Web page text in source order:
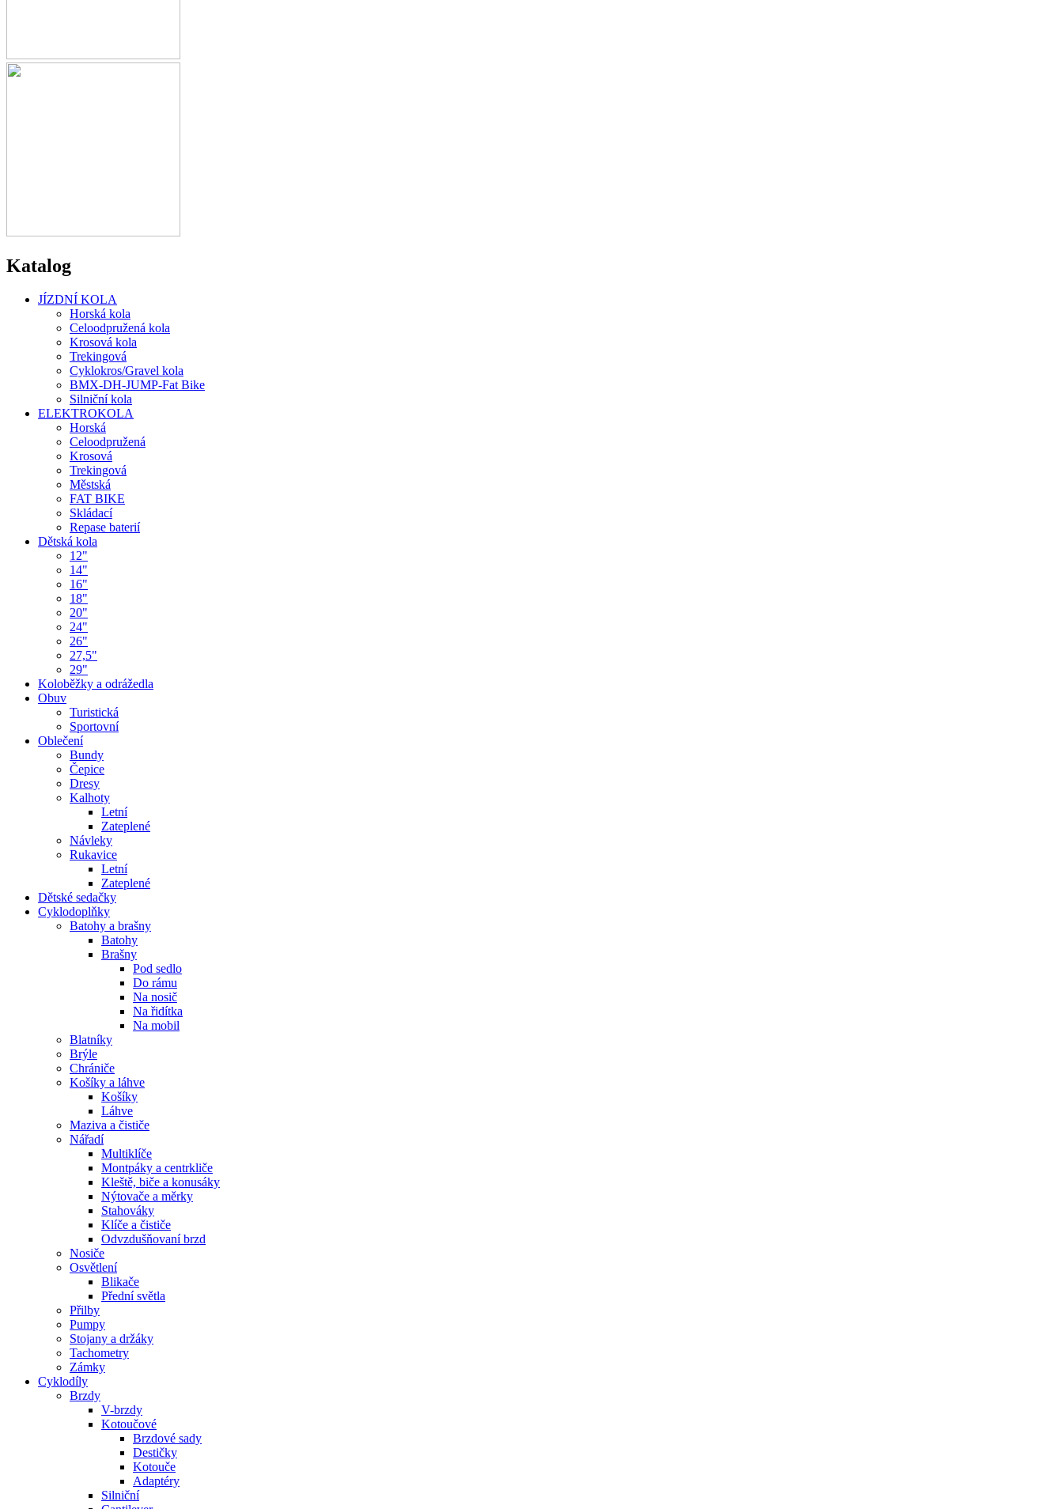
Katalog
JÍZDNÍ KOLA
Horská kola
Celoodpružená kola
Krosová kola
Trekingová
Cyklokros/Gravel kola
BMX-DH-JUMP-Fat Bike
Silniční kola
ELEKTROKOLA
Horská
Celoodpružená
Krosová
Trekingová
Městská
FAT BIKE
Skládací
Repase baterií
Dětská kola
12"
14"
16"
18"
20"
24"
26"
27,5"
29"
Koloběžky a odrážedla
Obuv
Turistická
Sportovní
Oblečení
Bundy
Čepice
Dresy
Kalhoty
Letní
Zateplené
Návleky
Rukavice
Letní
Zateplené
Dětské sedačky
Cyklodoplňky
Batohy a brašny
Batohy
Brašny
Pod sedlo
Do rámu
Na nosič
Na řidítka
Na mobil
Blatníky
Brýle
Chrániče
Košíky a láhve
Košíky
Láhve
Maziva a čističe
Nářadí
Multiklíče
Montpáky a centrkliče
Kleště, biče a konusáky
Nýtovače a měrky
Stahováky
Klíče a čističe
Odvzdušňovaní brzd
Nosiče
Osvětlení
Blikače
Přední světla
Přilby
Pumpy
Stojany a držáky
Tachometry
Zámky
Cyklodíly
Brzdy
V-brzdy
Kotoučové
Brzdové sady
Destičky
Kotouče
Adaptéry
Silniční